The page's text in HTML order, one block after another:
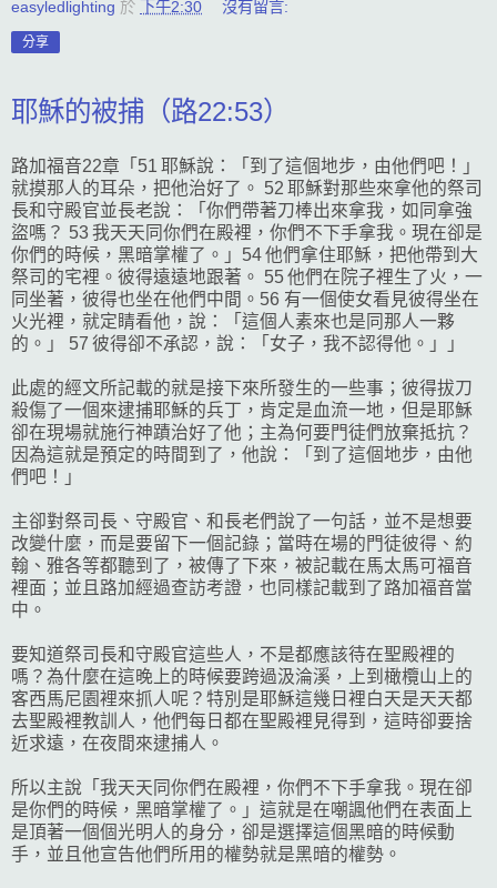
easyledlighting 於 下午2:30 沒有留言:
分享
耶穌的被捕（路22:53）
路加福音22章「51 耶穌說：「到了這個地步，由他們吧！」
就摸那人的耳朵，把他治好了。 52 耶穌對那些來拿他的祭司
長和守殿官並長老說：「你們帶著刀棒出來拿我，如同拿強
盜嗎？ 53 我天天同你們在殿裡，你們不下手拿我。現在卻是
你們的時候，黑暗掌權了。」54 他們拿住耶穌，把他帶到大
祭司的宅裡。彼得遠遠地跟著。 55 他們在院子裡生了火，一
同坐著，彼得也坐在他們中間。56 有一個使女看見彼得坐在
火光裡，就定睛看他，說：「這個人素來也是同那人一夥
的。」 57 彼得卻不承認，說：「女子，我不認得他。」」
此處的經文所記載的就是接下來所發生的一些事；彼得拔刀
殺傷了一個來逮捕耶穌的兵丁，肯定是血流一地，但是耶穌
卻在現場就施行神蹟治好了他；主為何要門徒們放棄抵抗？
因為這就是預定的時間到了，他說：「到了這個地步，由他
們吧！」
主卻對祭司長、守殿官、和長老們說了一句話，並不是想要
改變什麼，而是要留下一個記錄；當時在場的門徒彼得、約
翰、雅各等都聽到了，被傳了下來，被記載在馬太馬可福音
裡面；並且路加經過查訪考證，也同樣記載到了路加福音當
中。
要知道祭司長和守殿官這些人，不是都應該待在聖殿裡的
嗎？為什麼在這晚上的時候要跨過汲淪溪，上到橄欖山上的
客西馬尼園裡來抓人呢？特別是耶穌這幾日裡白天是天天都
去聖殿裡教訓人，他們每日都在聖殿裡見得到，這時卻要捨
近求遠，在夜間來逮捕人。
所以主說「我天天同你們在殿裡，你們不下手拿我。現在卻
是你們的時候，黑暗掌權了。」這就是在嘲諷他們在表面上
是頂著一個個光明人的身分，卻是選擇這個黑暗的時候動
手，並且他宣告他們所用的權勢就是黑暗的權勢。